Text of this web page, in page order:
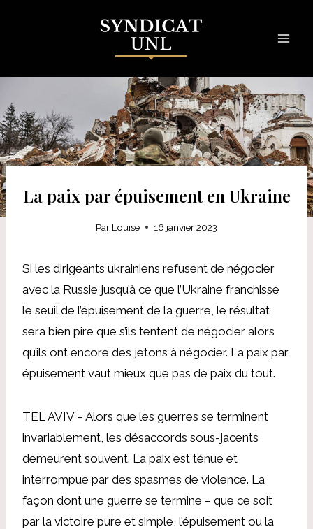
La paix par épuisement en Ukraine
Par Louise 16 janvier 2023
Si les dirigeants ukrainiens refusent de négocier
avec la Russie jusqu’à ce que l’Ukraine franchisse
le seuil de l’épuisement de la guerre, le résultat
sera bien pire que s’ils tentent de négocier alors
qu’ils ont encore des jetons à négocier. La paix par
épuisement vaut mieux que pas de paix du tout.
TEL AVIV – Alors que les guerres se terminent
invariablement, les désaccords sous-jacents
demeurent souvent. La paix est ténue et
interrompue par des spasmes de violence. La
façon dont une guerre se termine – que ce soit
par la victoire pure et simple, l’épuisement ou la